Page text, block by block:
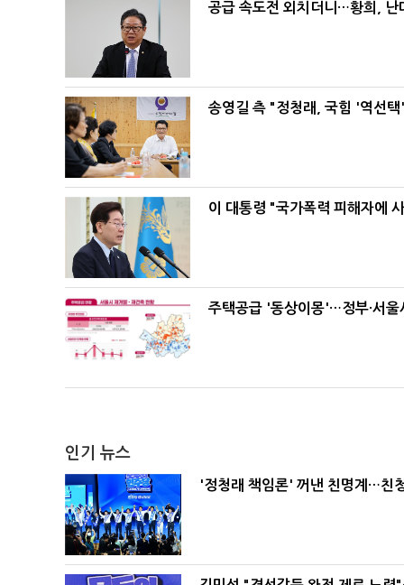
공급 속도전 외치더니…황희,
송영길 측 "정청래, 국힘 '역선
이 대통령 "국가폭력 피해자에
주택공급 '동상이몽'…정부·서
인기 뉴스
'정청래 책임론' 꺼낸 친명계…친